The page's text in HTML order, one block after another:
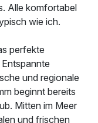
p.P. ab404,00 €
Alle komfortabel
wie ich.
perfekte
und regionale
beginnt bereits
Mitten im Meer
und frischen